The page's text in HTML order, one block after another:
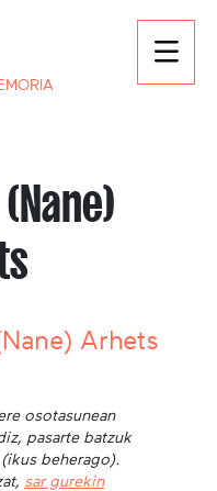
Arhets
osotasunean
pasarte batzuk
beherago).
sar gurekin